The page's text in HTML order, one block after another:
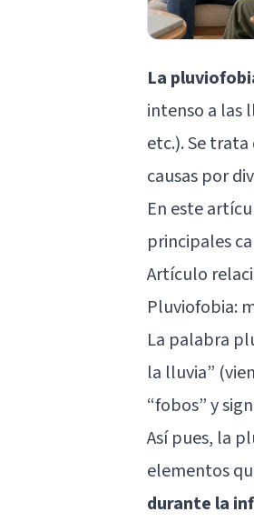
La
intenso a las
etc.). Se
causas por
En este
principales
Artículo
Pluviofobia:
La palabra
la lluvia”
“fobos” y
Así pues, la
elementos
durante la